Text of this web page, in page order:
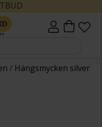
/ Hängsmycken silver